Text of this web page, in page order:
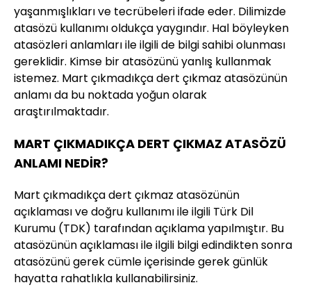
yaşanmışlıkları ve tecrübeleri ifade eder. Dilimizde
atasözü kullanımı oldukça yaygındır. Hal böyleyken
atasözleri anlamları ile ilgili de bilgi sahibi olunması
gereklidir. Kimse bir atasözünü yanlış kullanmak
istemez. Mart çıkmadıkça dert çıkmaz atasözünün
anlamı da bu noktada yoğun olarak
araştırılmaktadır.
MART ÇIKMADIKÇA DERT ÇIKMAZ ATASÖZÜ
ANLAMI NEDİR?
Mart çıkmadıkça dert çıkmaz atasözünün
açıklaması ve doğru kullanımı ile ilgili Türk Dil
Kurumu (TDK) tarafından açıklama yapılmıştır. Bu
atasözünün açıklaması ile ilgili bilgi edindikten sonra
atasözünü gerek cümle içerisinde gerek günlük
hayatta rahatlıkla kullanabilirsiniz.